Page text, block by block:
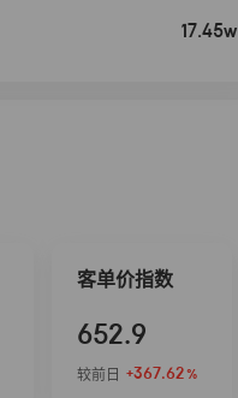
17.45w
客单价指数
652.9
较前日 +367.62%